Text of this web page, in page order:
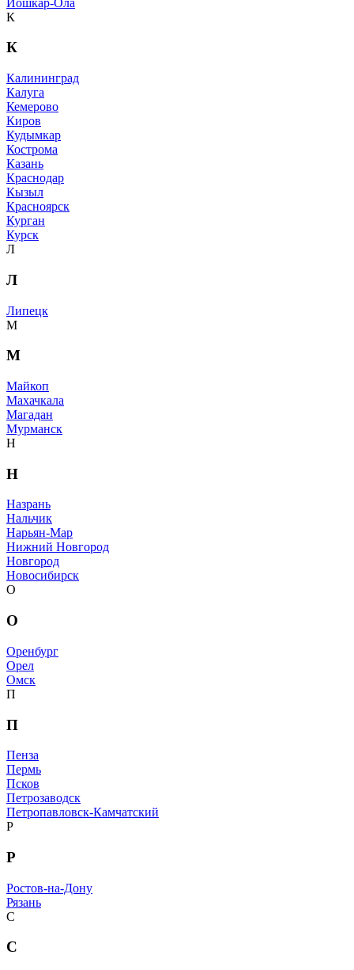
К
К
Калининград
Калуга
Кемерово
Киров
Кудымкар
Кострома
Казань
Краснодар
Кызыл
Красноярск
Курган
Курск
Л
Л
Липецк
М
М
Майкоп
Махачкала
Магадан
Мурманск
Н
Н
Назрань
Нальчик
Нарьян-Мар
Нижний Новгород
Новгород
Новосибирск
О
О
Оренбург
Орел
Омск
П
П
Пенза
Пермь
Псков
Петрозаводск
Петропавловск-Камчатский
Р
Р
Ростов-на-Дону
Рязань
С
С